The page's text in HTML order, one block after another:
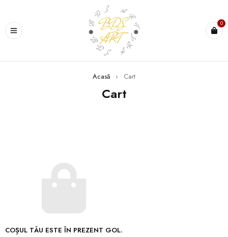
0
Acasă › Cart
Cart
COȘUL TĂU ESTE ÎN PREZENT GOL.